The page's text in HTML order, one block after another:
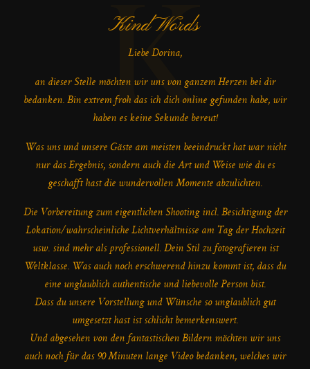
Kind Words
K
Liebe Dorina,
an dieser Stelle möchten wir uns von ganzem Herzen bei dir
bedanken. Bin extrem froh das ich dich online gefunden habe, wir
haben es keine Sekunde bereut!
Was uns und unsere Gäste am meisten beeindruckt hat war nicht
nur das Ergebnis, sondern auch die Art und Weise wie du es
geschafft hast die wundervollen Momente abzulichten.
Die Vorbereitung zum eigentlichen Shooting incl. Besichtigung der
Lokation/wahrscheinliche Lichtverhältnisse am Tag der Hochzeit
usw. sind mehr als professionell. Dein Stil zu fotografieren ist
Weltklasse. Was auch noch erschwerend hinzu kommt ist, dass du
eine unglaublich authentische und liebevolle Person bist.
Dass du unsere Vorstellung und Wünsche so unglaublich gut
umgesetzt hast ist schlicht bemerkenswert.
Und abgesehen von den fantastischen Bildern möchten wir uns
auch noch für das 90 Minuten lange Video bedanken, welches wir